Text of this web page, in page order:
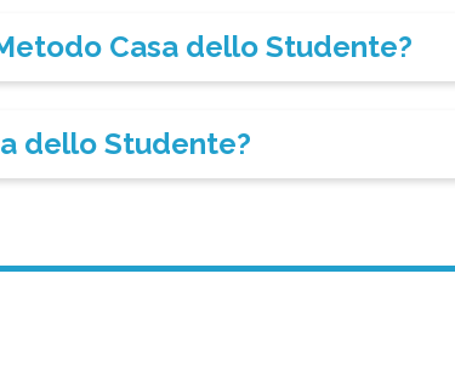
Casa dello Studente?
dello Studente?